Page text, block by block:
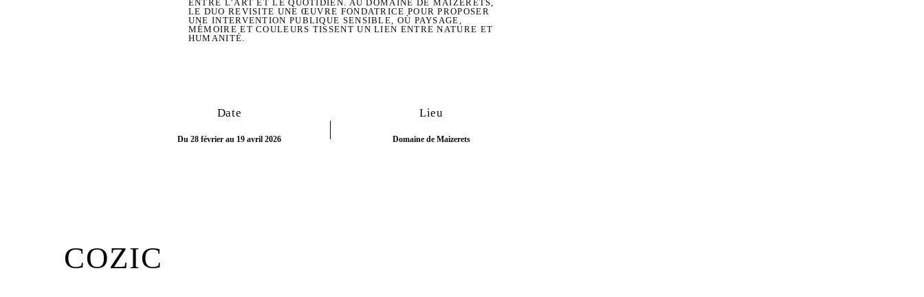
ENTRE L’ART ET LE QUOTIDIEN. AU DOMAINE DE MAIZERETS,
LE DUO REVISITE UNE ŒUVRE FONDATRICE POUR PROPOSER
UNE INTERVENTION PUBLIQUE SENSIBLE, OÙ PAYSAGE,
MÉMOIRE ET COULEURS TISSENT UN LIEN ENTRE NATURE ET
HUMANITÉ.
Date
Du 28 février au 19 avril 2026
Lieu
Domaine de Maizerets
COZIC